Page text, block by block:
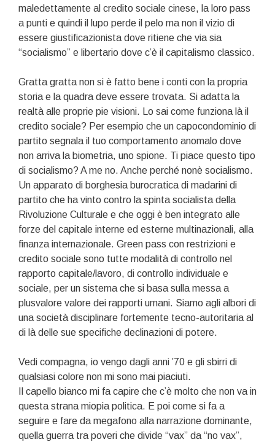
maledettamente al credito sociale cinese, la loro pass
a punti e quindi il lupo perde il pelo ma non il vizio di
essere giustificazionista dove ritiene che via sia
“socialismo” e libertario dove c’è il capitalismo classico.
Gratta gratta non si è fatto bene i conti con la propria
storia e la quadra deve essere trovata. Si adatta la
realtà alle proprie pie visioni. Lo sai come funziona là il
credito sociale? Per esempio che un capocondominio di
partito segnala il tuo comportamento anomalo dove
non arriva la biometria, uno spione. Ti piace questo tipo
di socialismo? A me no. Anche perché nonè socialismo.
Un apparato di borghesia burocratica di madarini di
partito che ha vinto contro la spinta socialista della
Rivoluzione Culturale e che oggi è ben integrato alle
forze del capitale interne ed esterne multinazionali, alla
finanza internazionale. Green pass con restrizioni e
credito sociale sono tutte modalità di controllo nel
rapporto capitale/lavoro, di controllo individuale e
sociale, per un sistema che si basa sulla messa a
plusvalore valore dei rapporti umani. Siamo agli albori di
una società disciplinare fortemente tecno-autoritaria al
di là delle sue specifiche declinazioni di potere.
Vedi compagna, io vengo dagli anni ’70 e gli sbirri di
qualsiasi colore non mi sono mai piaciuti.
Il capello bianco mi fa capire che c’è molto che non va in
questa strana miopia politica. E poi come si fa a
seguire e fare da megafono alla narrazione dominante,
quella guerra tra poveri che divide “vax” da “no vax”,